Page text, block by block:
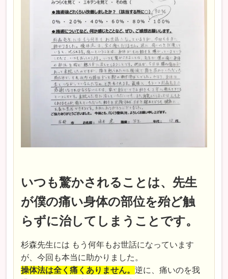
いつも驚かされることは、先生
が僕の痛い身体の部位を殆ど触
らずに治してしまうことです。
杉森先生には もう何年もお世話になっています
が、今回も本当に助かりました。
操体法は全く痛くありません。逆に、痛いのを我